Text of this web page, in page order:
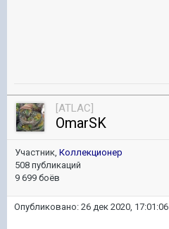
[ATLAC]
OmarSK
Участник, Коллекционер
508 публикаций
9 699 боёв
Опубликовано: 26 дек 2020, 17:01:06